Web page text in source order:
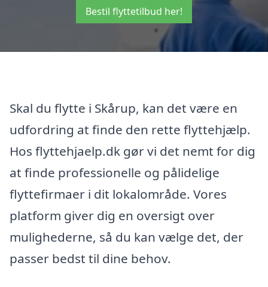
Bestil flyttetilbud her!
Skal du flytte i Skårup, kan det være en
udfordring at finde den rette flyttehjælp.
Hos flyttehjaelp.dk gør vi det nemt for dig
at finde professionelle og pålidelige
flyttefirmaer i dit lokalområde. Vores
platform giver dig en oversigt over
mulighederne, så du kan vælge det, der
passer bedst til dine behov.